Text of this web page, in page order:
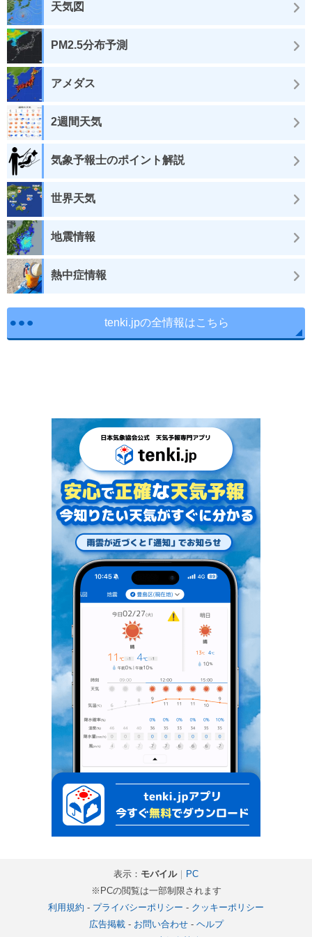
天気図
PM2.5分布予測
アメダス
2週間天気
気象予報士のポイント解説
世界天気
地震情報
熱中症情報
tenki.jpの全情報はこちら
表示： モバイル｜
PC
※PCの閲覧は一部制限されます
利用規約 - プライバシーポリシー - クッキーポリシー
広告掲載- お問い合わせ- ヘルプ